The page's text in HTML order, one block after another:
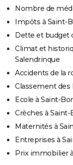
Nombre de
Impôts à Saint-
Dette et budget
Climat et
Salendrinque
Accidents de la
Classement des
Ecole à Saint-
Crèches à
Maternités à
Entreprises à
Prix immobilier